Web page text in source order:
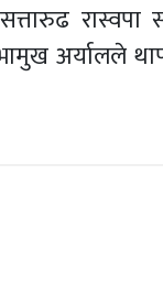
अर्यालले